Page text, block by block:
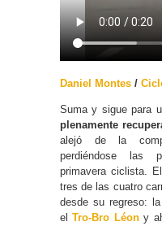
Daniel Montes /
Suma y sigue para
plenamente
alejó de la
perdiéndose las
primavera ciclista.
tres de las cuatro
desde su regreso: la
elTro-Bro Léony